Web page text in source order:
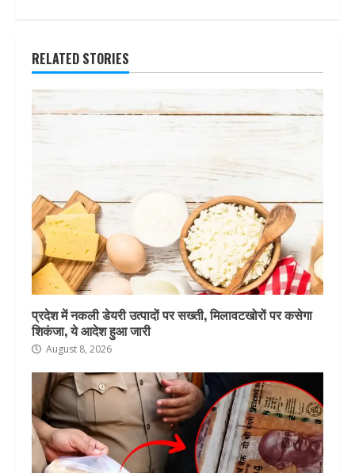
RELATED STORIES
प्रदेश में नकली डेयरी उत्पादों पर सख्ती, मिलावटखोरों पर कसेगा
शिकंजा, ये आदेश हुआ जारी
August 8, 2026